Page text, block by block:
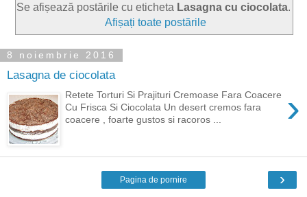
Se afișează postările cu eticheta Lasagna cu ciocolata.
Afișați toate postările
8 noiembrie 2016
Lasagna de ciocolata
›
Retete Torturi Si Prajituri Cremoase Fara Coacere
Cu Frisca Si Ciocolata Un desert cremos fara
coacere , foarte gustos si racoros ...
›
Pagina de pornire